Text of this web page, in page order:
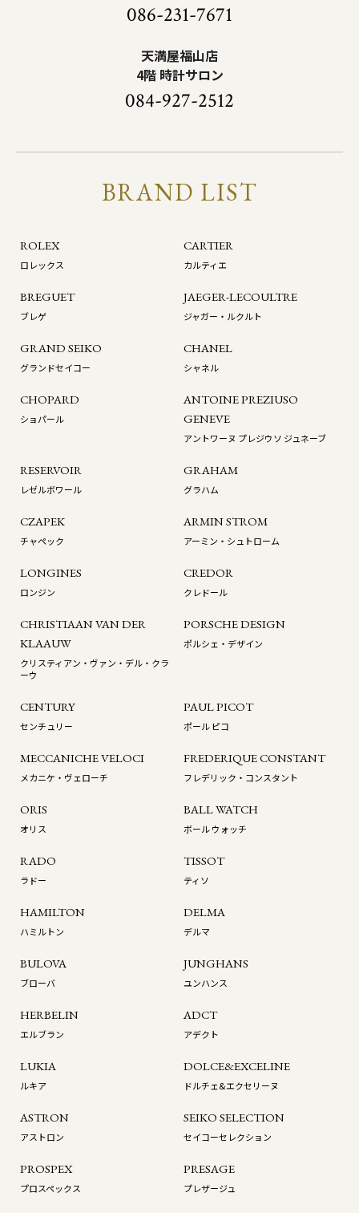
086-231-7671
天満屋福山店
4階 時計サロン
084-927-2512
BRAND LIST
ROLEX
ロレックス
CARTIER
カルティエ
BREGUET
ブレゲ
JAEGER-LECOULTRE
ジャガー・ルクルト
GRAND SEIKO
グランドセイコー
CHANEL
シャネル
CHOPARD
ショパール
ANTOINE PREZIUSO
GENEVE
アントワーヌ プレジウソ ジュネーブ
RESERVOIR
レゼルボワール
GRAHAM
グラハム
CZAPEK
チャペック
ARMIN STROM
アーミン・シュトローム
LONGINES
ロンジン
CREDOR
クレドール
CHRISTIAAN VAN DER
KLAAUW
クリスティアン・ヴァン・デル・クラ
ーウ
PORSCHE DESIGN
ポルシェ・デザイン
CENTURY
センチュリー
PAUL PICOT
ポール ピコ
MECCANICHE VELOCI
メカニケ・ヴェローチ
FREDERIQUE CONSTANT
フレデリック・コンスタント
ORIS
オリス
BALL WATCH
ボール ウォッチ
RADO
ラドー
TISSOT
ティソ
HAMILTON
ハミルトン
DELMA
デルマ
BULOVA
ブローバ
JUNGHANS
ユンハンス
HERBELIN
エルブラン
ADCT
アデクト
LUKIA
ルキア
DOLCE&EXCELINE
ドルチェ&エクセリーヌ
ASTRON
アストロン
SEIKO SELECTION
セイコーセレクション
PROSPEX
プロスペックス
PRESAGE
プレザージュ